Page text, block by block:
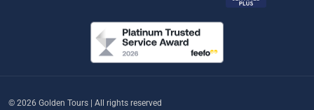
© 2026 Golden Tours | All rights reserved